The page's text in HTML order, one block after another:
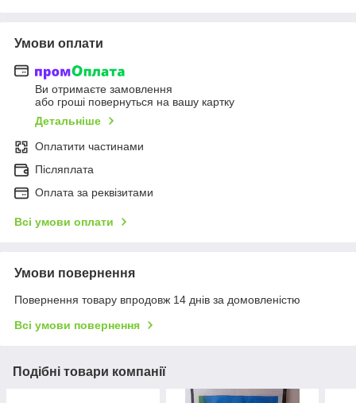
Умови оплати
Ви отримаєте замовлення
або гроші повернуться на вашу картку
Детальніше
Оплатити частинами
Післяплата
Оплата за реквізитами
Всі умови оплати
Умови повернення
Повернення товару впродовж 14 днів за домовленістю
Всі умови повернення
Подібні товари компанії